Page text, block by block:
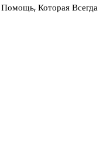
Которая Всегда